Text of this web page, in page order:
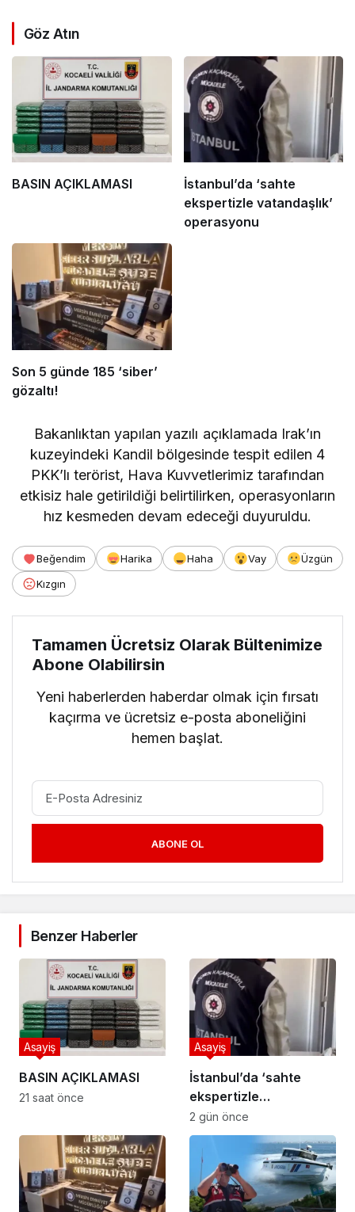
Göz Atın
BASIN AÇIKLAMASI
İstanbul’da ‘sahte
ekspertizle vatandaşlık’
operasyonu
Son 5 günde 185 ‘siber’
gözaltı!
Bakanlıktan yapılan yazılı açıklamada Irak’ın
kuzeyindeki Kandil bölgesinde tespit edilen 4
PKK’lı terörist, Hava Kuvvetlerimiz tarafından
etkisiz hale getirildiği belirtilirken, operasyonların
hız kesmeden devam edeceği duyuruldu.
Beğendim Harika Haha Vay
Üzgün
Kızgın
Tamamen Ücretsiz Olarak Bültenimize
Abone Olabilirsin
Yeni haberlerden haberdar olmak için fırsatı
kaçırma ve ücretsiz e-posta aboneliğini
hemen başlat.
ABONE OL
Benzer Haberler
BASIN AÇIKLAMASI
Asayiş
21 saat önce
İstanbul’da ‘sahte
ekspertizle
vatandaşlık’
operasyonu
Asayiş
2 gün önce